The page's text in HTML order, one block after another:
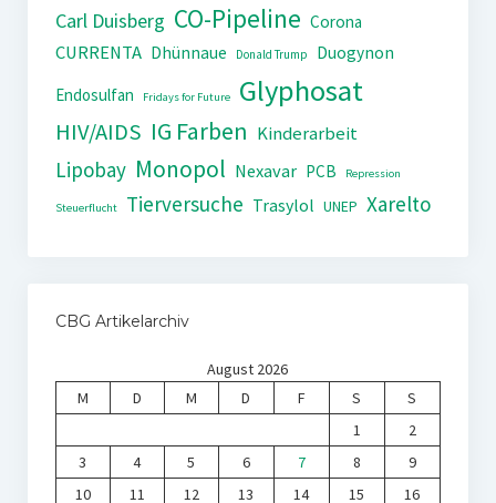
Carl Duisberg CO-Pipeline Corona
CURRENTA Dhünnaue Donald Trump
Duogynon
Endosulfan
Fridays for Future Glyphosat
HIV/AIDS IG Farben Kinderarbeit
Lipobay Monopol Nexavar PCB Repression
Steuerflucht Tierversuche Trasylol UNEP Xarelto
CBG Artikelarchiv
August 2026
M
D M D F S
S
1
2
3
4 5 6 7 8
9
10
11 12 13 14 15 16